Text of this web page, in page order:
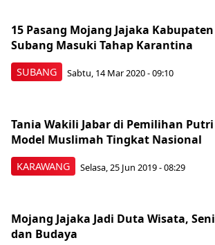
SUBANG
15 Pasang Mojang Jajaka Kabupaten
Subang Masuki Tahap Karantina
Sabtu, 14 Mar 2020 - 09:10
KARAWANG
Tania Wakili Jabar di Pemilihan Putri
Model Muslimah Tingkat Nasional
Selasa, 25 Jun 2019 - 08:29
Mojang Jajaka Jadi Duta Wisata, Seni
dan Budaya